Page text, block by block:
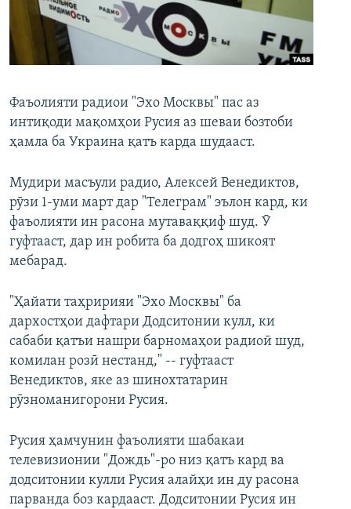
ГУЗОРИШҲОИ РАДИОӢ
Русский
Ҳамаи сомонаҳои RFE/RL
Фаъолияти радиои "Эхо Москвы" пас аз
интиқоди мақомҳои Русия аз шеваи бозтоби
ҳамла ба Украина қатъ карда шудааст.
Мудири масъули радио, Алексей Венедиктов,
рӯзи 1-уми март дар "Телеграм" эълон кард, ки
фаъолияти ин расона мутаваққиф шуд. Ӯ
гуфтааст, дар ин робита ба додгоҳ шикоят
мебарад.
"Ҳайати таҳририяи "Эхо Москвы" ба
дархостҳои дафтари Додситонии кулл, ки
сабаби қатъи нашри барномаҳои радиоӣ шуд,
комилан розӣ нестанд," -- гуфтааст
Венедиктов, яке аз шинохтатарин
рӯзноманигорони Русия.
Русия ҳамчунин фаъолияти шабакаи
телевизионии "Дождь"-ро низ қатъ кард ва
додситонии кулли Русия алайҳи ин ду расона
парванда боз кардааст. Додситонии Русия ин